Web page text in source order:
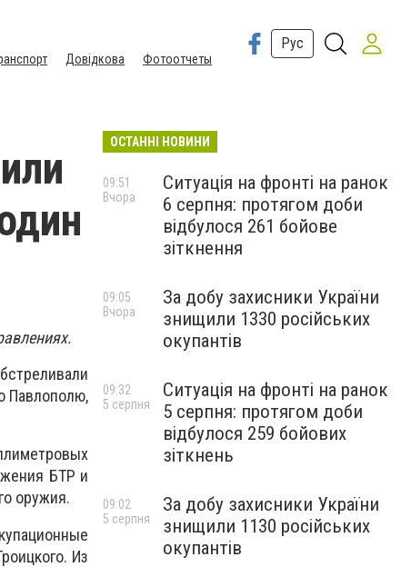
Довідкова Фотоотчеты
Рус
Павлополю,
БТР и
оружия.
Из
ОСТАННІ НОВИНИ
Ситуація на фронті на ранок
6 серпня: протягом доби
відбулося 261 бойове
зіткнення
09:51
Вчора
За добу захисники України
знищили 1330 російських
окупантів
09:05
Вчора
Ситуація на фронті на ранок
5 серпня: протягом доби
відбулося 259 бойових
зіткнень
09:32
5 серпня
За добу захисники України
знищили 1130 російських
окупантів
09:02
5 серпня